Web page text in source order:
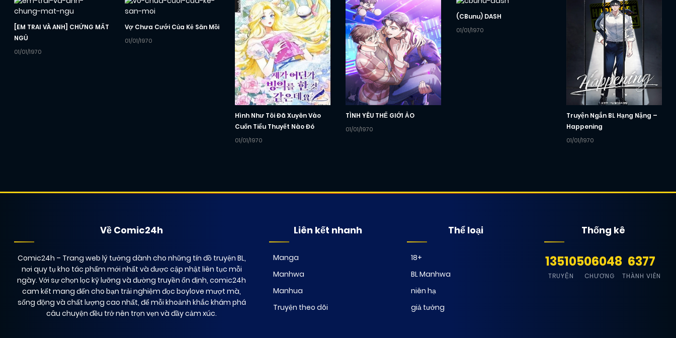
[EM TRAI VÀ ANH] CHỨNG MẤT
NGỦ
01/01/1970
Vợ Chưa Cưới Của Kẻ Săn Mồi
01/01/1970
Hình Như Tôi Đã Xuyên Vào
Cuốn Tiểu Thuyết Nào Đó
01/01/1970
TÌNH YÊU THẾ GIỚI ẢO
01/01/1970
(CBunu) DASH
01/01/1970
Truyện Ngắn BL Hạng Nặng –
Happening
01/01/1970
Về Comic24h
Comic24h – Trang web lý tưởng dành cho những tín đồ truyện BL,
nơi quy tụ kho tác phẩm mới nhất và được cập nhật liên tục mỗi
ngày. Với sự chọn lọc kỹ lưỡng và đường truyền ổn định, comic24h
cam kết mang đến cho bạn trải nghiệm đọc boylove mượt mà,
sống động và chất lượng cao nhất, để mỗi khoảnh khắc khám phá
câu chuyện đều trở nên trọn vẹn và đầy cảm xúc.
Liên kết nhanh
Manga
Manhwa
Manhua
Truyện theo dõi
Thể loại
18+
BL Manhwa
niên hạ
giả tưởng
Thống kê
13510
TRUYỆN
506048
CHƯƠNG
6377
THÀNH VIÊN